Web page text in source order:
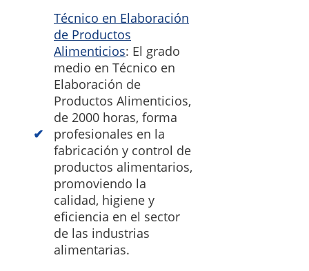
Técnico en Elaboración
de Productos
Alimenticios: El grado
medio en Técnico en
Elaboración de
Productos Alimenticios,
de 2000 horas, forma
profesionales en la
fabricación y control de
productos alimentarios,
promoviendo la
calidad, higiene y
eficiencia en el sector
de las industrias
alimentarias.